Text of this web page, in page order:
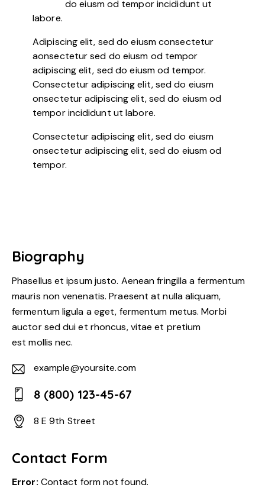
do eiusm od tempor incididunt ut
labore.
Adipiscing elit, sed do eiusm consectetur
aonsectetur sed do eiusm od tempor
adipiscing elit, sed do eiusm od tempor.
Consectetur adipiscing elit, sed do eiusm
onsectetur adipiscing elit, sed do eiusm od
tempor incididunt ut labore.
Consectetur adipiscing elit, sed do eiusm
onsectetur adipiscing elit, sed do eiusm od
tempor.
Biography
Phasellus et ipsum justo. Aenean fringilla a fermentum
mauris non venenatis. Praesent at nulla aliquam,
fermentum ligula a eget, fermentum metus. Morbi
auctor sed dui et rhoncus, vitae et pretium
est mollis nec.
E-
m
ail:
example@yoursite.com
Ph
on
8 (800) 123-45-67
dr
8 E 9th Street
Contact Form
Error: Contact form not found.